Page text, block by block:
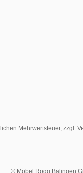
Mehrwertsteuer, zzgl.